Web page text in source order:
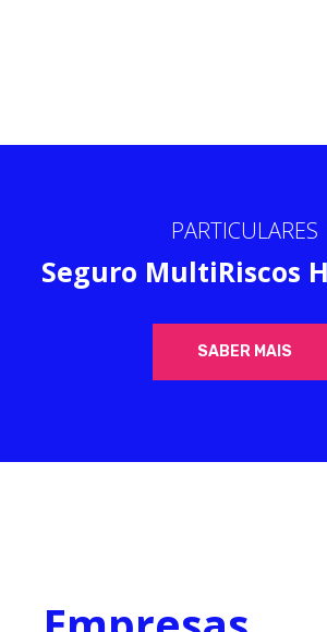
PARTICULARES
Seguro MultiRiscos
SABER MAIS